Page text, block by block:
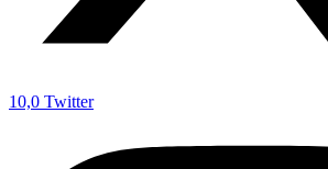
10,0 Twitter